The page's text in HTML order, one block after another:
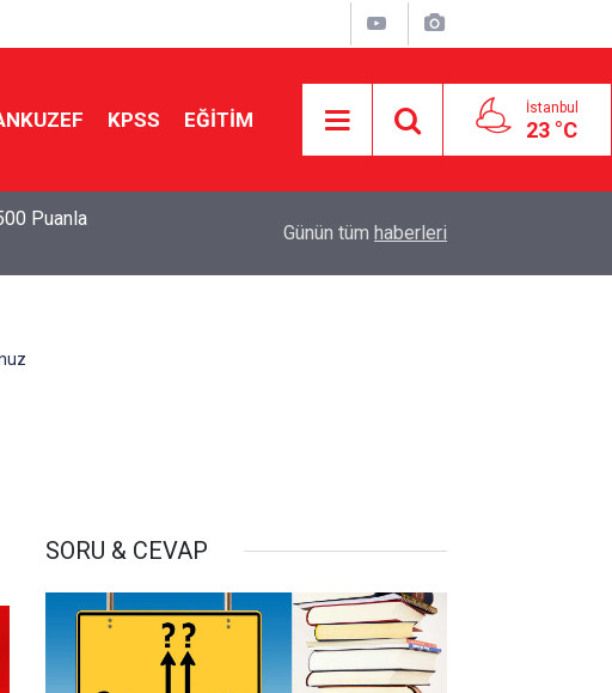
KPSS EĞİTİM İstanbul
23 °C
Puanla
Günün tüm haberleri
SORU & CEVAP